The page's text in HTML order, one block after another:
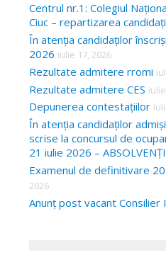
Centrul nr.1: Colegiul
Ciuc – repartizarea
În atenția candidaților
2026 iulie 17, 2026
Rezultate admitere rromi
Rezultate admitere CES
Depunerea contestațiilor
În atenția candidaților
scrise la concursul de
21 iulie 2026 –
Examenul de definitivare
2026
Anunț post vacant Consilier